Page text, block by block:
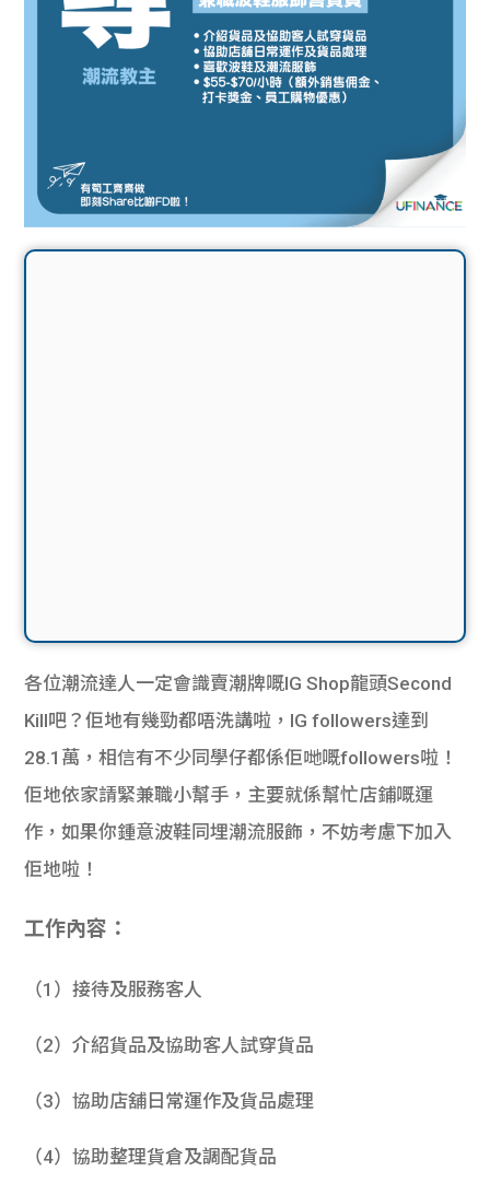
各位潮流達人一定會識賣潮牌嘅IG Shop龍頭Second
Kill吧？佢地有幾勁都唔洗講啦，IG followers達到
28.1萬，相信有不少同學仔都係佢哋嘅followers啦！
佢地依家請緊兼職小幫手，主要就係幫忙店鋪嘅運
作，如果你鍾意波鞋同埋潮流服飾，不妨考慮下加入
佢地啦！
工作內容：
（1）接待及服務客人
（2）介紹貨品及協助客人試穿貨品
（3）協助店舖日常運作及貨品處理
（4）協助整理貨倉及調配貨品